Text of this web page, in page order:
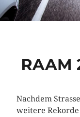
RAAM
Nachdem
weitere Rekorde